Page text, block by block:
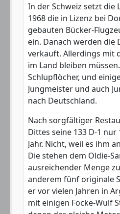
In der Schweiz setzt die
1968 die in Lizenz bei
gebauten Bücker-
ein. Danach werden die
verkauft. Allerdings mit
im Land bleiben
Schlupflöcher, und
Jungmeister und auch
nach Deutschland.
Nach sorgfältiger
Dittes seine 133 D-1 nur
Jahr. Nicht, weil es ihm
Die stehen dem Oldie-
ausreichender Menge
anderem fünf originale
er vor vielen Jahren in
mit einigen Focke-Wulf